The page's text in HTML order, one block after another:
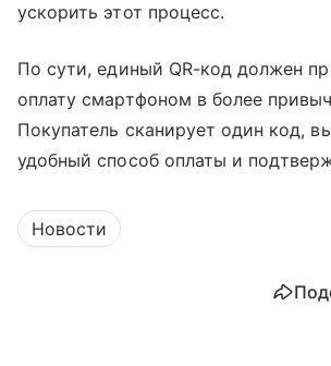
ускорить этот процесс.
По сути, единый QR-код должен
оплату смартфоном в более
Покупатель сканирует один код,
удобный способ оплаты и
Новости